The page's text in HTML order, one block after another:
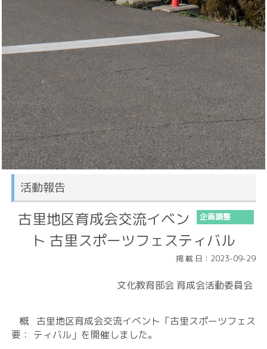
活動報告
企画調整
古里地区育成会交流イベン
ト 古里スポーツフェスティバル
掲 載 日：2023-09-29
文化教育部会 育成会活動委員会
概
要：
古里地区育成会交流イベント「古里スポーツフェス
ティバル」を開催しました。